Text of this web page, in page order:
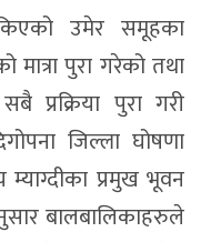
उमेर समूहका
पुरा गरेको तथा
प्रक्रिया पुरा गरी
जिल्ला घोषणा
म्याग्दीका प्रमुख भूवन
बालबालिकाहरुले